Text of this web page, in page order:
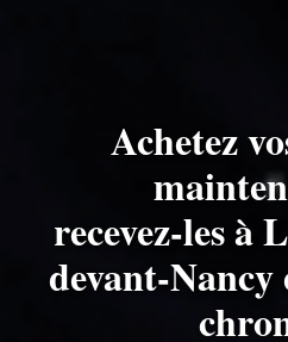
Achetez
recevez-les à
devant-Nancy